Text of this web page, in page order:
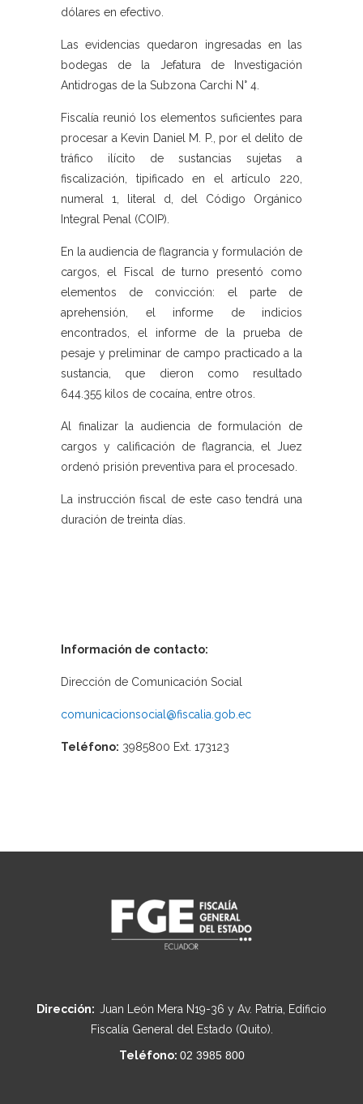
dólares en efectivo.
Las evidencias quedaron ingresadas en las
bodegas de la Jefatura de Investigación
Antidrogas de la Subzona Carchi N° 4.
Fiscalía reunió los elementos suficientes para
procesar a Kevin Daniel M. P., por el delito de
tráfico ilícito de sustancias sujetas a
fiscalización, tipificado en el artículo 220,
numeral 1, literal d, del Código Orgánico
Integral Penal (COIP).
En la audiencia de flagrancia y formulación de
cargos, el Fiscal de turno presentó como
elementos de convicción: el parte de
aprehensión, el informe de indicios
encontrados, el informe de la prueba de
pesaje y preliminar de campo practicado a la
sustancia, que dieron como resultado
644.355 kilos de cocaína, entre otros.
Al finalizar la audiencia de formulación de
cargos y calificación de flagrancia, el Juez
ordenó prisión preventiva para el procesado.
La instrucción fiscal de este caso tendrá una
duración de treinta días.
Información de contacto:
Dirección de Comunicación Social
comunicacionsocial@fiscalia.gob.ec
Teléfono: 3985800 Ext. 173123
Dirección: Juan León Mera N19-36 y Av. Patria, Edificio
Fiscalía General del Estado (Quito).
Teléfono: 02 3985 800